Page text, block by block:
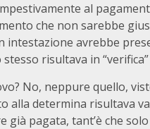
al
che non sarebbe
intestazione avrebbe
risultava in
No, neppure quello,
alla determina risultava
già pagata, tant’è che